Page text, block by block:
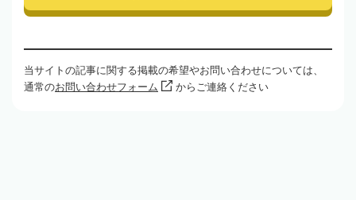
当サイトの記事に関する掲載の希望やお問い合わせについては、
通常のお問い合わせフォーム からご連絡ください